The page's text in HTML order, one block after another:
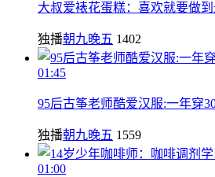
大叔爱裱花蛋糕：喜欢就要做
独播朝九晚五 1402
01:45
95后古筝老师酷爱汉服:一年穿
独播朝九晚五 1559
01:00